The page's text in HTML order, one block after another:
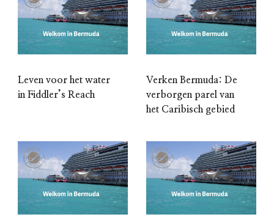
Leven voor het water
in Fiddler’s Reach
Verken Bermuda: De
verborgen parel van
het Caribisch gebied